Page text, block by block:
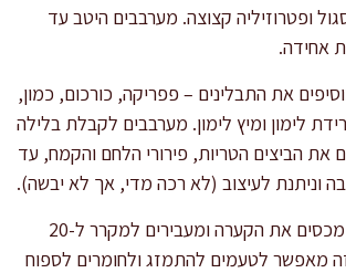
ופטרוזיליה קצוצה. מערבבים היטב עד
אחידה.
את התבלינים – פפריקה, כורכום, כמון,
לימון ומיץ לימון. מערבבים לקבלת בלילה
את הביצים הטריות, פירורי הלחם והקמח, עד
וניתנת לעיצוב (לא רכה מדי, אך לא יבשה).
השריה והידוק: מכסים את הקערה ומעבירים למקרר ל-20
מאפשר לטעמים להתמזג ולחומרים לספוח